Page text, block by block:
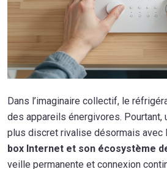
Dans l’imaginaire collectif, le
des appareils énergivores. Pourtant,
plus discret rivalise désormais avec
box Internet et son écosystème
veille permanente et connexion